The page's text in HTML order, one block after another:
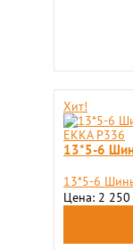
Хит!
13*5-6
13*5-6
Цена: 2 250